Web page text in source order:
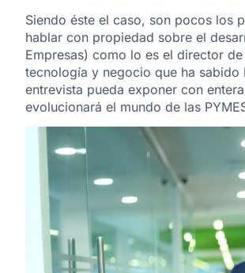
Siendo éste el caso, son pocos los
hablar con propiedad sobre el
Empresas) como lo es el director
tecnología y negocio que ha sabido
entrevista pueda exponer con
evolucionará el mundo de las